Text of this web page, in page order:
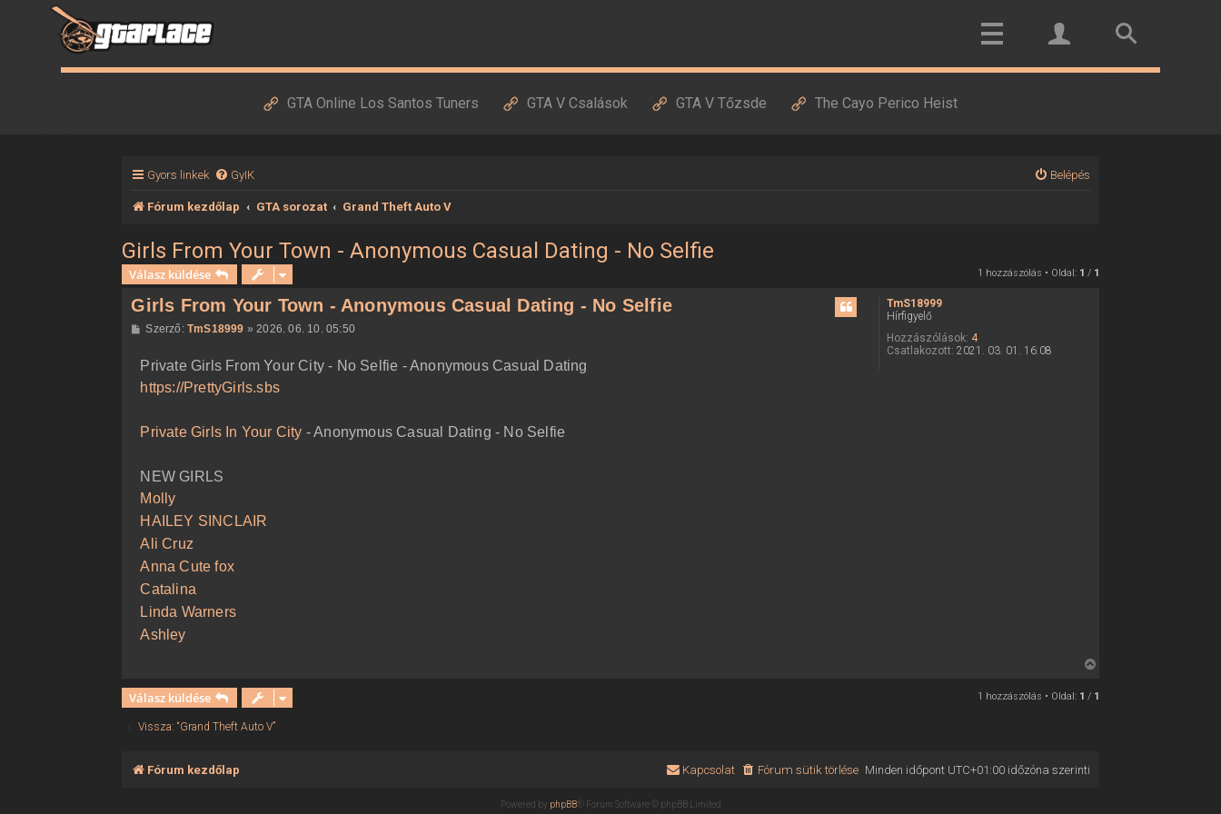
GTA Online Los Santos Tuners GTA V Csalások GTA V Tőzsde The Cayo Perico Heist
Gyors linkek GyIK Belépés
Fórum kezdőlap GTA sorozat Grand Theft Auto V
Girls From Your Town - Anonymous Casual Dating - No Selfie
Válasz küldése 1 hozzászólás • Oldal: 1 / 1
TmS18999
Hírfigyelő
Hozzászólások: 4
Csatlakozott: 2021. 03. 01. 16:08
Girls From Your Town - Anonymous Casual Dating - No Selfie
H
z
á
s
l
Szerző:TmS18999 »2026. 06. 10. 05:50
Private Girls From Your City - No Selfie - Anonymous Casual Dating
https://PrettyGirls.sbs
Private Girls In Your City - Anonymous Casual Dating - No Selfie
NEW GIRLS
Molly
HAILEY SINCLAIR
Ali Cruz
Anna Cute fox
Catalina
Linda Warners
Ashley
s
Válasz küldése 1 hozzászólás • Oldal: 1 / 1
Vissza: “Grand Theft Auto V”
Fórum kezdőlap Minden időpont UTC+01:00időzóna szerinti
Fórum sütik törlése
Kapcsolat
Powered by phpBB® Forum Software © phpBB Limited